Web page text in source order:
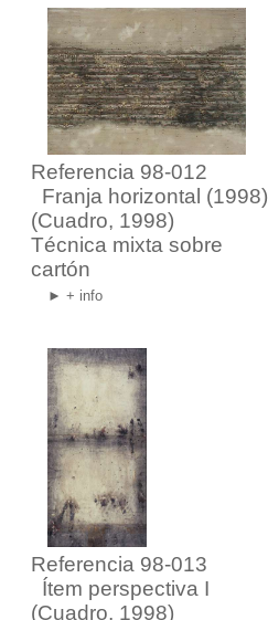
Referencia 98-012
Franja horizontal (1998)
(Cuadro, 1998)
Técnica mixta sobre
cartón
► + info
Referencia 98-013
Ítem perspectiva I
(Cuadro, 1998)